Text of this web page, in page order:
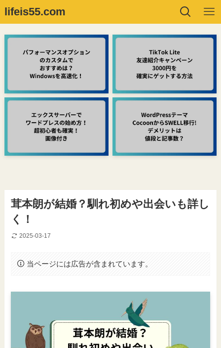
lifeis55.com
茸本朗が結婚？馴れ初めや出会いも詳し
く！
2025-03-17
当ページには広告が含まれています。